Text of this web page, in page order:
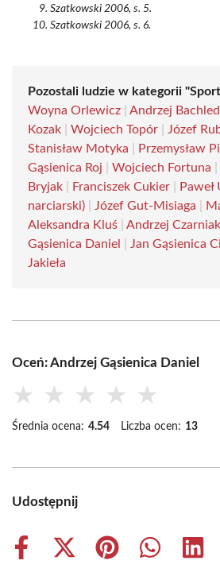
Szatkowski 2006, s. 5.
Szatkowski 2006, s. 6.
Pozostali ludzie w kategorii
Woyna Orlewicz
Andrzej
Kozak
Wojciech Topór Józef
Stanisław Motyka
Przemysław
Gąsienica Roj
Wojciech Fortuna
Bryjak
Franciszek Cukier
narciarski)
Józef Gut-Misiaga
Aleksandra Kluś
Andrzej
Gąsienica Daniel
Jan Gąsienica
Jakieła
Oceń: Andrzej Gąsienica Daniel
★ ★ ★ ★ ★
Średnia ocena: 4.54 Liczba ocen: 13
Udostępnij
Share
Share
Share
Share
Share